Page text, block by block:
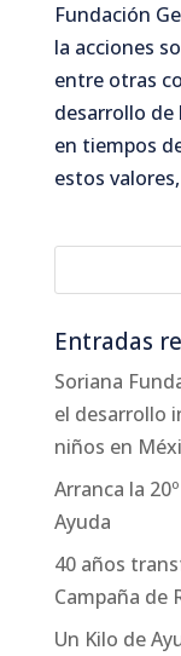
Fundación
la acciones
entre otras
desarrollo de
en tiempos
estos
Entradas
Soriana
el desarrollo
niños en
Arranca la
Ayuda
40 años
Campaña de
Un Kilo de